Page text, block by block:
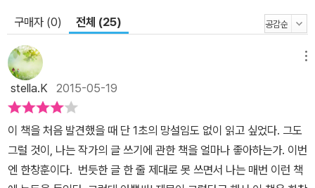
구매자 (0) 전체 (25)
stella.K 2015-05-19
이 책을 처음 발견했을 때 단 1초의 망설임도 없이 읽고 싶었다. 그도
그럴 것이, 나는 작가의 글 쓰기에 관한 책을 얼마나 좋아하는가. 이번
엔 한창훈이다. 번듯한 글 한 줄 제대로 못 쓰면서 나는 매번 이런 책